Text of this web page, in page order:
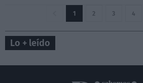
1 2 3 4
Lo + leído